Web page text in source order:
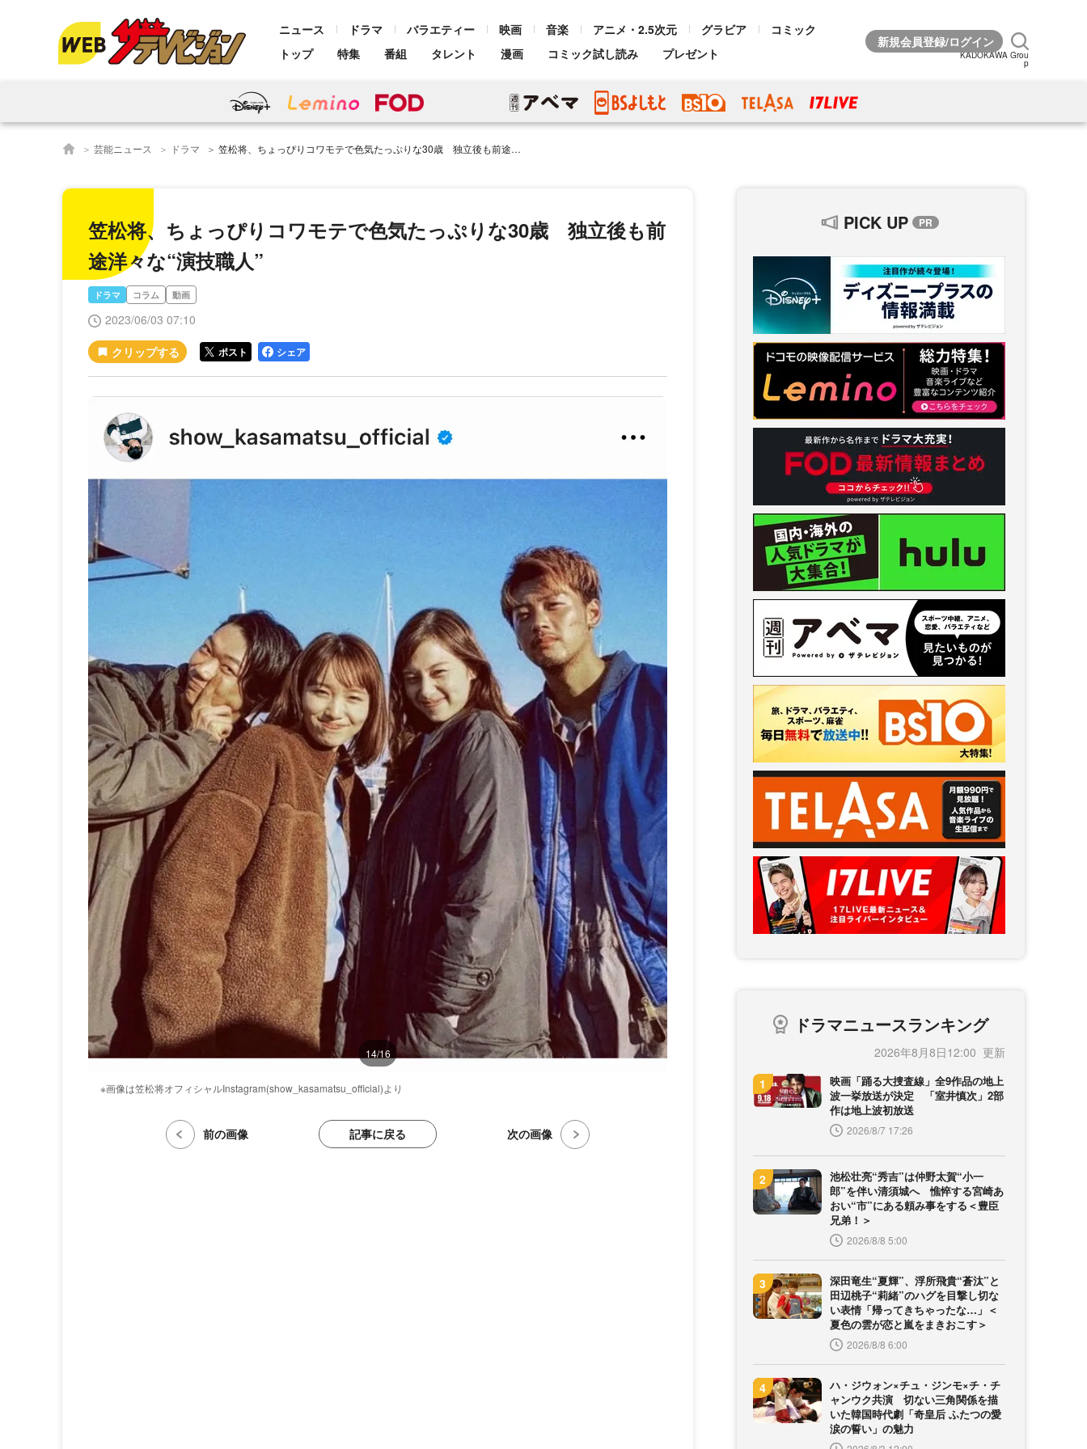
ニュース ドラマ バラエティー 映画 音楽 アニメ・2.5次元 グラビア
コミック
トップ
特集 番組 タレント 漫画 コミック試し読み プレゼント KADOKAWA Grou
p
芸能ニュース ドラマ 笠松将、ちょっぴりコワモテで色気たっぷりな30歳 独立後も前途洋々な“演技職人”
笠松将、ちょっぴりコワモテで色気たっぷりな30歳 独立後も前
途洋々な“演技職人”
ドラマ コラム 動画
2023/06/03 07:10
ポスト シェア
14/16
※画像は笠松将オフィシャルInstagram(show_kasamatsu_official)より
前の画像 記事に戻る 次の画像
PICK UP
ドラマニュースランキング
2026年8月8日12:00
映画「踊る大捜査線」全9作品の地上
波一挙放送が決定 「室井慎次」2部
作は地上波初放送
2026/8/7 17:26
池松壮亮“秀吉”は仲野太賀“小一
郎”を伴い清須城へ 憔悴する宮崎あ
おい“市”にある頼み事をする＜豊臣
兄弟！＞
2026/8/8 5:00
深田竜生“夏輝”、浮所飛貴“蒼汰”と
田辺桃子“莉緒”のハグを目撃し切な
い表情「帰ってきちゃったな…」＜
夏色の雲が恋と嵐をまきおこす＞
2026/8/8 6:00
ハ・ジウォン×チュ・ジンモ×チ・チ
ャンウク共演 切ない三角関係を描
いた韓国時代劇「奇皇后 ふたつの愛
涙の誓い」の魅力